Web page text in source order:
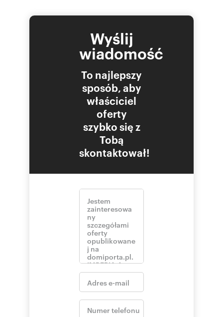
Wyślij
wiadomość
To najlepszy
sposób, aby
właściciel
oferty
szybko się z
Tobą
skontaktował!